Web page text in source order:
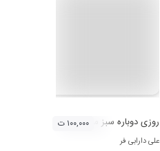
روزی دوباره سبز می شویم
علی دارابی فر
۱۰۰,۰۰۰ ت